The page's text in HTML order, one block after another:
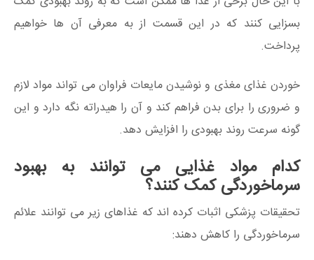
بسزایی کنند که در این قسمت از به معرفی آن ها خواهیم
پرداخت.
خوردن غذای مغذی و نوشیدن مایعات فراوان می تواند مواد لازم
و ضروری را برای بدن فراهم کند و آن را هیدراته نگه دارد و این
گونه سرعت روند بهبودی را افزایش دهد.
کدام مواد غذایی می توانند به بهبود
سرماخوردگی کمک کنند؟
تحقیقات پزشکی اثبات کرده اند که غذاهای زیر می توانند علائم
سرماخوردگی را کاهش دهند: